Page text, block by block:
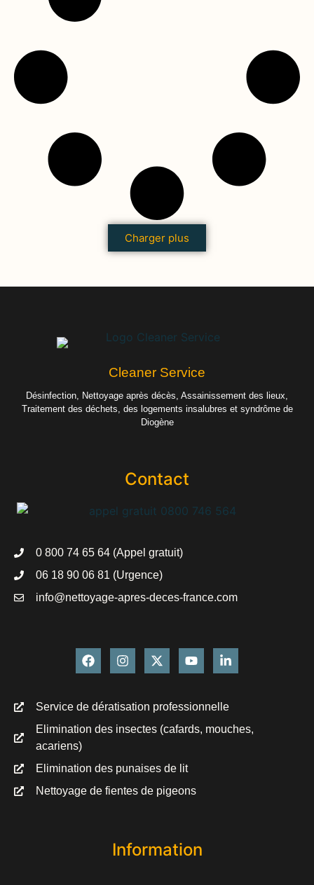
Charger plus
Cleaner Service
Désinfection, Nettoyage après décès, Assainissement des lieux,
Traitement des déchets, des logements insalubres et syndrôme de
Diogène
Contact
0 800 74 65 64 (Appel gratuit)
06 18 90 06 81 (Urgence)
info@nettoyage-apres-deces-france.com
Service de dératisation professionnelle
Elimination des insectes (cafards, mouches,
acariens)
Elimination des punaises de lit
Nettoyage de fientes de pigeons
Information